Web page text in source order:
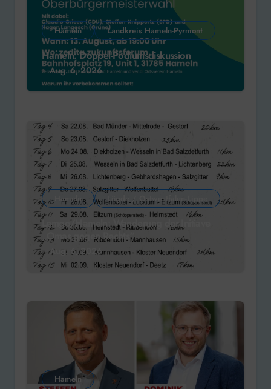
Hameln Landkreis Hameln-Pyrmont
Hameln: Doppel-Podiumsdiskussion
Aug. 6, 2026
Hameln Lügde / Ostwestfalen-Lippe
Lemgo/Hameln: Wanderung der Initiave
„Omas gegen Rechts“
Aug. 6, 2026
Hameln